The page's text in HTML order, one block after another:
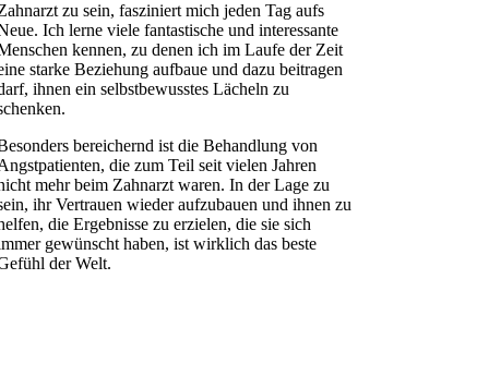
zu sein, fasziniert mich jeden Tag aufs
Ich lerne viele fantastische und interessante
kennen, zu denen ich im Laufe der Zeit
starke Beziehung aufbaue und dazu beitragen
ihnen ein selbstbewusstes Lächeln zu
bereichernd ist die Behandlung von
die zum Teil seit vielen Jahren
mehr beim Zahnarzt waren. In der Lage zu
ihr Vertrauen wieder aufzubauen und ihnen zu
die Ergebnisse zu erzielen, die sie sich
gewünscht haben, ist wirklich das beste
der Welt.